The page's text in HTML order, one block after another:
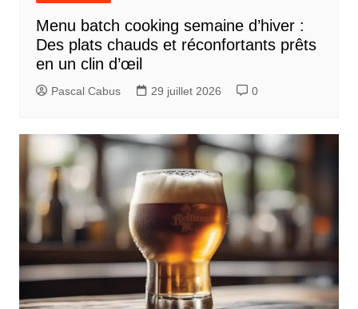
t
i
l
e
Menu batch cooking semaine d’hiver :
Des plats chauds et réconfortants prêts
en un clin d’œil
Pascal Cabus 29 juillet 2026 0